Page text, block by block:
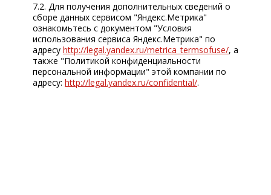
7.2. Для получения дополнительных сведений о
сборе данных сервисом "Яндекс.Метрика"
ознакомьтесь с документом "Условия
использования сервиса Яндекс.Метрика" по
адресу http://legal.yandex.ru/metrica_termsofuse/, а
также "Политикой конфиденциальности
персональной информации" этой компании по
адресу: http://legal.yandex.ru/confidential/.